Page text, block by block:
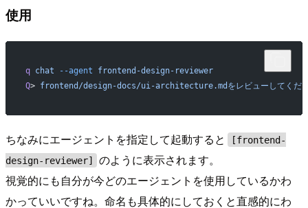
使用
q chat --agent frontend-design-reviewer
Q> frontend/design-docs/ui-architecture.mdをレビューしてくだ
ちなみにエージェントを指定して起動すると
[frontend-
design-reviewer]
のように表示されます。
視覚的にも自分が今どのエージェントを使用しているかわ
かっていいですね。命名も具体的にしておくと直感的にわ